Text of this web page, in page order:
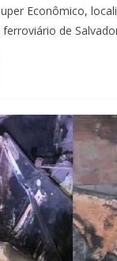
Econômico,
de